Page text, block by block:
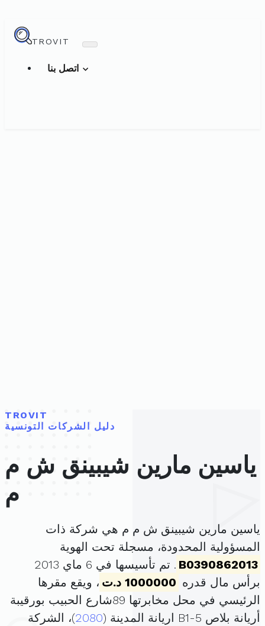
TROVIT
TROVIT
دليل الشركات التونسية
ياسين مارين شيبينق ش م
م
ياسين مارين شيبينق ش م م هي شركة ذات
المسؤولية المحدودة، مسجلة تحت الهوية
B0390862013
. تم تأسيسها في 6 ماي 2013
برأس مال قدره 1000000 د.ت
، ويقع مقرها
الرئيسي في محل مخابرتها 89شارع الحبيب بورقيبة
أريانة بلاص B1-5 اريانة المدينة (
2080)، الشركة